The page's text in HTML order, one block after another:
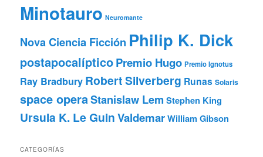
Minotauro Neuromante
Nova Ciencia Ficción Philip K. Dick
postapocalípticoPremio Hugo Premio Ignotus
Ray Bradbury Robert Silverberg Runas Solaris
space operaStanislaw Lem Stephen King
Ursula K. Le GuinValdemarWilliam Gibson
CATEGORÍAS